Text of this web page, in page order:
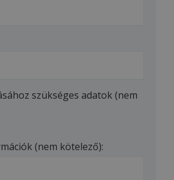
szükséges adatok (nem
(nem kötelező):